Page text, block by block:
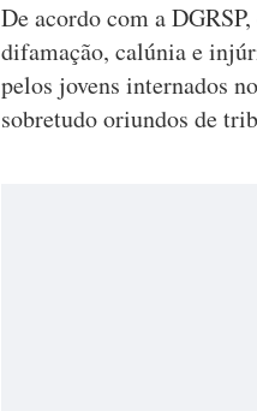
De acordo com a
difamação, calúnia e
pelos jovens internados
sobretudo oriundos de